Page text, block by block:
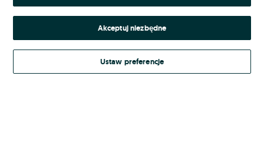
Zaloguj się
Kontynuując za pośrednictwem jednego z dostawców wskazanych powyżej,
Regulamin serwisuOLX.pl w jego aktualnym brzmieniu.
Akceptuj niezbędne
Ustaw preferencje